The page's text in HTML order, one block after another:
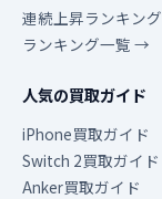
連続上昇ランキング
ランキング一覧 →
人気の買取ガイド
iPhone買取ガイド
Switch 2買取ガイド
Anker買取ガイド